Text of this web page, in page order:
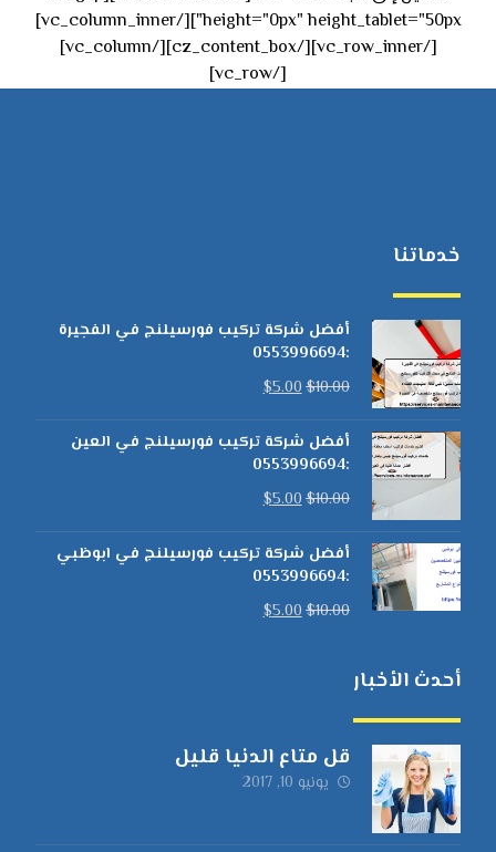
height="0px" height_tablet="50px"][/vc_column_inner]
[/vc_row_inner][/cz_content_box][/vc_column]
[/vc_row]
خدماتنا
أفضل شركة تركيب فورسيلنج في الفجيرة
:0553996694
$10.00
$5.00
أفضل شركة تركيب فورسيلنج في العين
:0553996694
$10.00
$5.00
أفضل شركة تركيب فورسيلنج في ابوظبي
:0553996694
$10.00
$5.00
أحدث الأخبار
قل متاع الدنيا قليل
يونيو 10, 2017